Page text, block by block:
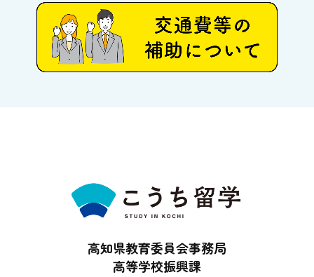
高知県教育委員会事務局
高等学校振興課